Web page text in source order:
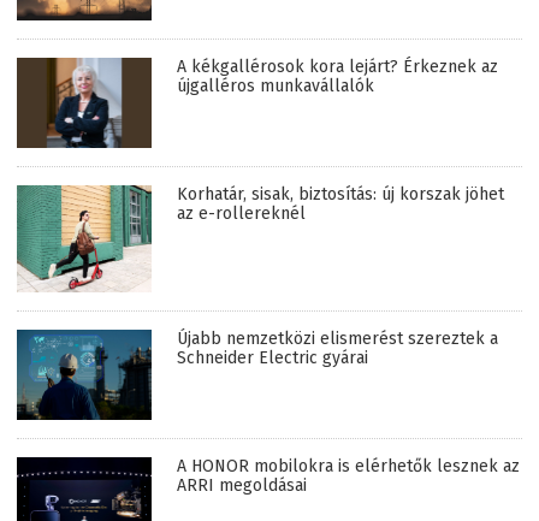
A kékgallérosok kora lejárt? Érkeznek az
újgalléros munkavállalók
Korhatár, sisak, biztosítás: új korszak jöhet
az e-rollereknél
Újabb nemzetközi elismerést szereztek a
Schneider Electric gyárai
A HONOR mobilokra is elérhetők lesznek az
ARRI megoldásai